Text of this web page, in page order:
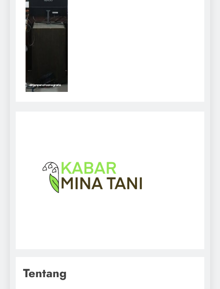
Tentang